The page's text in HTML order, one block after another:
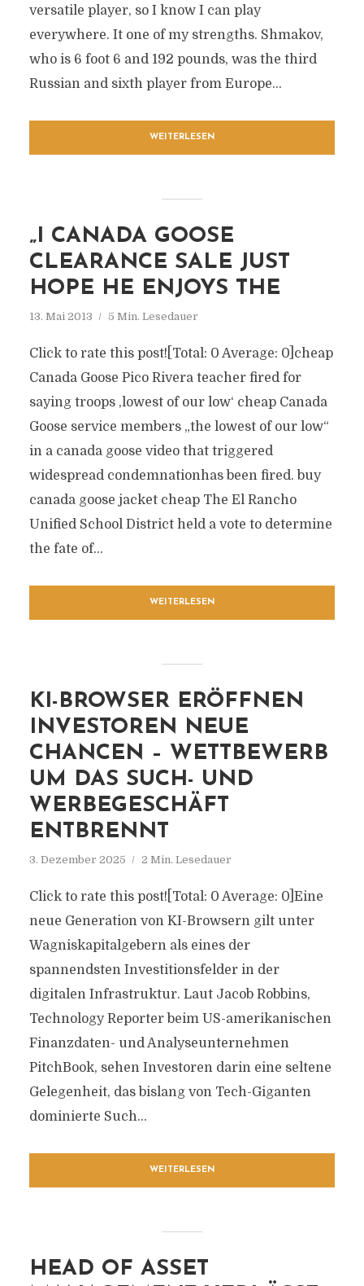
versatile player, so I know I can play
everywhere. It one of my strengths. Shmakov,
who is 6 foot 6 and 192 pounds, was the third
Russian and sixth player from Europe...
WEITERLESEN
„I CANADA GOOSE
CLEARANCE SALE JUST
HOPE HE ENJOYS THE
13. Mai 2013 5 Min. Lesedauer
Click to rate this post![Total: 0 Average: 0]cheap
Canada Goose Pico Rivera teacher fired for
saying troops ‚lowest of our low‘ cheap Canada
Goose service members „the lowest of our low“
in a canada goose video that triggered
widespread condemnationhas been fired. buy
canada goose jacket cheap The El Rancho
Unified School District held a vote to determine
the fate of...
WEITERLESEN
KI-BROWSER ERÖFFNEN
INVESTOREN NEUE
CHANCEN – WETTBEWERB
UM DAS SUCH- UND
WERBEGESCHÄFT
ENTBRENNT
3. Dezember 2025 2 Min. Lesedauer
Click to rate this post![Total: 0 Average: 0]Eine
neue Generation von KI-Browsern gilt unter
Wagniskapitalgebern als eines der
spannendsten Investitionsfelder in der
digitalen Infrastruktur. Laut Jacob Robbins,
Technology Reporter beim US-amerikanischen
Finanzdaten- und Analyseunternehmen
PitchBook, sehen Investoren darin eine seltene
Gelegenheit, das bislang von Tech-Giganten
dominierte Such...
WEITERLESEN
HEAD OF ASSET